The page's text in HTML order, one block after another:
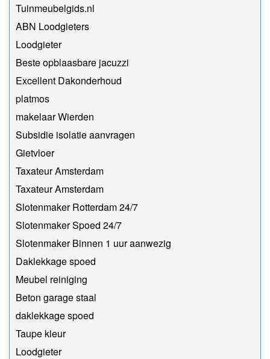
Tuinmeubelgids.nl
ABN Loodgieters
Loodgieter
Beste opblaasbare jacuzzi
Excellent Dakonderhoud
platmos
makelaar Wierden
Subsidie isolatie aanvragen
Gietvloer
Taxateur Amsterdam
Taxateur Amsterdam
Slotenmaker Rotterdam 24/7
Slotenmaker Spoed 24/7
Slotenmaker Binnen 1 uur aanwezig
Daklekkage spoed
Meubel reiniging
Beton garage staal
daklekkage spoed
Taupe kleur
Loodgieter